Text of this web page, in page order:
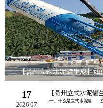
【贵州立式水泥罐生成】如
17
2026-07
【贵州立式水泥罐
一、什么是立式水泥罐